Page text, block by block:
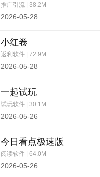
推广引流 | 38.2M
2026-05-28
小红卷
返利软件 | 72.9M
2026-05-28
一起试玩
试玩软件 | 30.1M
2026-05-26
今日看点极速版
阅读软件 | 64.0M
2026-05-26